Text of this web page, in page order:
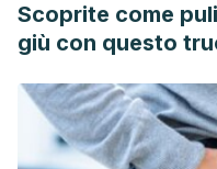
Scoprite come
giù con questo